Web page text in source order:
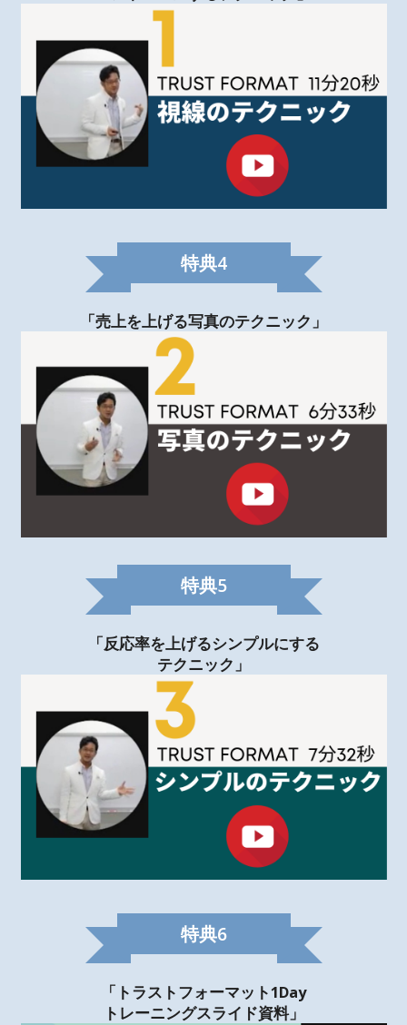
特典4
「売上を上げる写真のテクニック」
特典5
「反応率を上げるシンプルにする
テクニック」
特典6
「トラストフォーマット1Day
トレーニングスライド資料」